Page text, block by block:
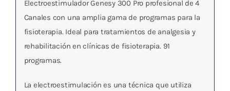
Electroestimulador Genesy 300 Pro profesional de 4
Canales con una amplia gama de programas para la
fisioterapia. Ideal para tratamientos de analgesia y
rehabilitación en clínicas de fisioterapia.91
programas.
La electroestimulación es una técnica que utiliza